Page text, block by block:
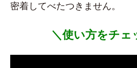
密着してべたつきません。
＼使い方をチェ